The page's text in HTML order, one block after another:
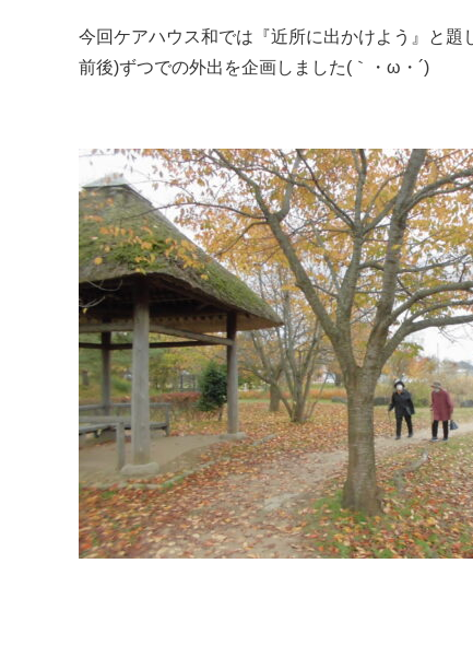
今回ケアハウス和では『近所に出かけよう』と
前後)ずつでの外出を企画しました(｀・ω・´)